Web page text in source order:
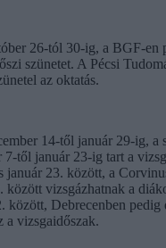
26-tól 30-ig, a BGF-en
szünetet. A Pécsi
az oktatás.
14-től január 29-ig, a
7-től január 23-ig tart a
január 23. között, a
között vizsgázhatnak a
között, Debrecenben pedig
a vizsgaidőszak.